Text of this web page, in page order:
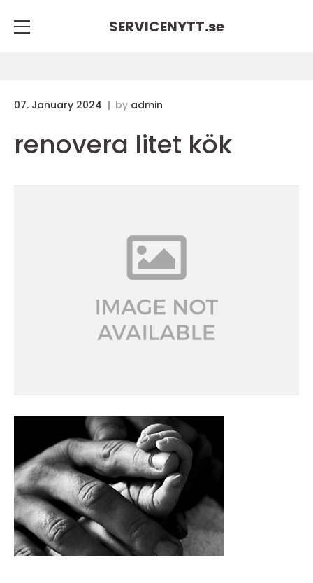
SERVICENYTT.se
07. January 2024 by admin
renovera litet kök